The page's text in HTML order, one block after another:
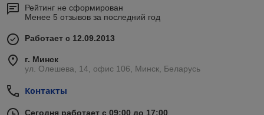
Рейтинг не сформирован
Менее 5 отзывов за последний год
Работает с 12.09.2013
г. Минск
ул. Олешева, 14, офис 106, Минск, Беларусь
Контакты
Сегодня работает с 09:00 до 17:00